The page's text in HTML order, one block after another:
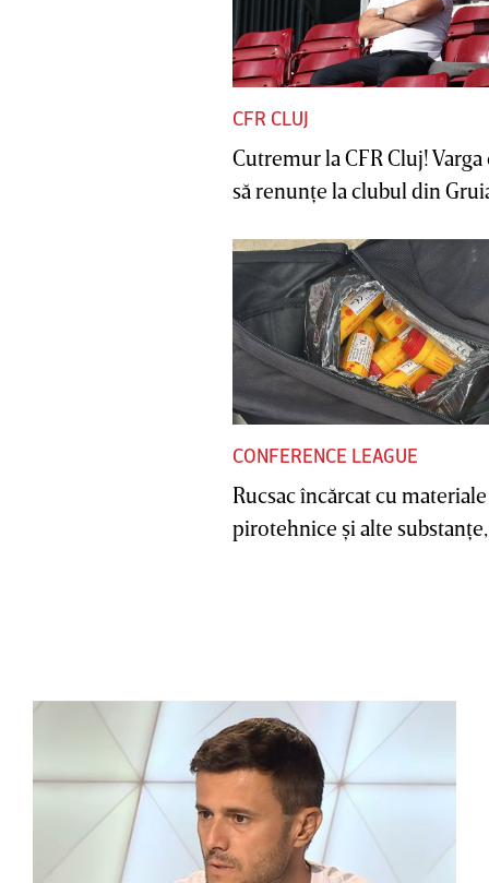
CFR CLUJ
Cutremur la CFR Cluj! Varga
să renunţe la clubul din
CONFERENCE LEAGUE
Rucsac încărcat cu materiale
pirotehnice şi alte substanţe,